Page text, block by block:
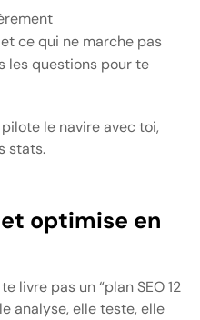
ce qui ne marche pas
les questions pour te
le navire avec toi,
stats.
optimise en
livre pas un “plan SEO 12
analyse, elle teste, elle